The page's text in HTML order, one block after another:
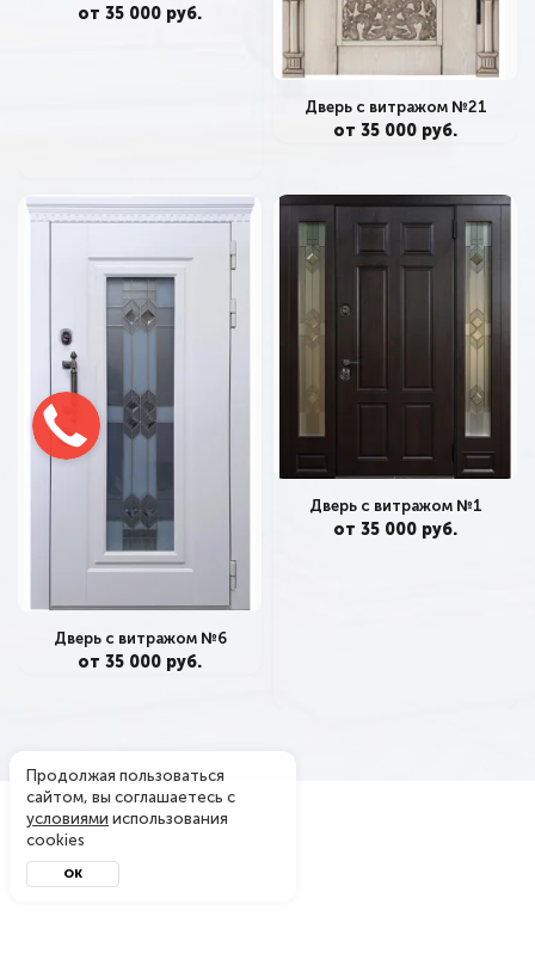
от 35 000 руб.
Дверь с витражом №21
от 35 000 руб.
Дверь с витражом №6
от 35 000 руб.
Дверь с витражом №1
от 35 000 руб.
Продолжая пользоваться
сайтом, вы соглашаетесь с
условиями использования
cookies
ОК